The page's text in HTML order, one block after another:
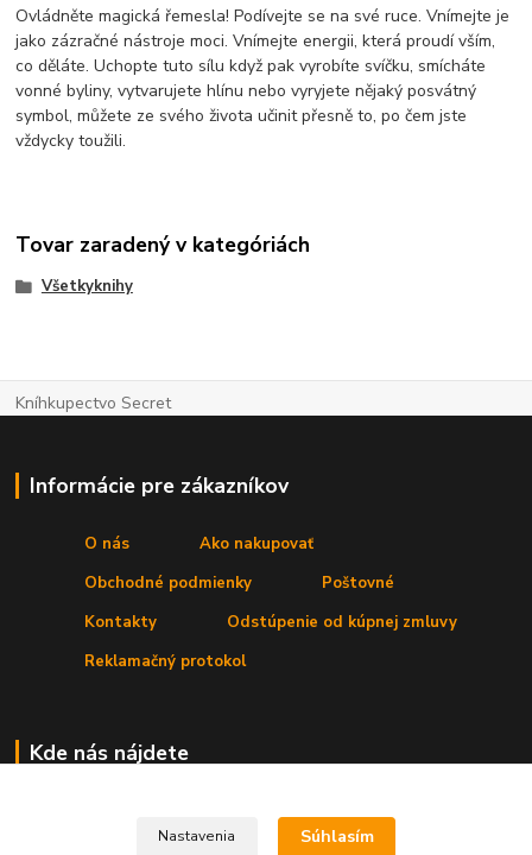
Ovládněte magická řemesla! Podívejte se na své ruce. Vnímejte je
jako zázračné nástroje moci. Vnímejte energii, která proudí vším,
co děláte. Uchopte tuto sílu když pak vyrobíte svíčku, smícháte
vonné byliny, vytvarujete hlínu nebo vyryjete nějaký posvátný
symbol, můžete ze svého života učinit přesně to, po čem jste
vždycky toužili.
Tovar zaradený v kategóriách
Všetkyknihy
Kníhkupectvo Secret
Informácie pre zákazníkov
O nás
Ako nakupovať
Obchodné podmienky
Poštovné
Kontakty
Odstúpenie od kúpnej zmluvy
Reklamačný protokol
Kde nás nájdete
Nastavenia Súhlasím